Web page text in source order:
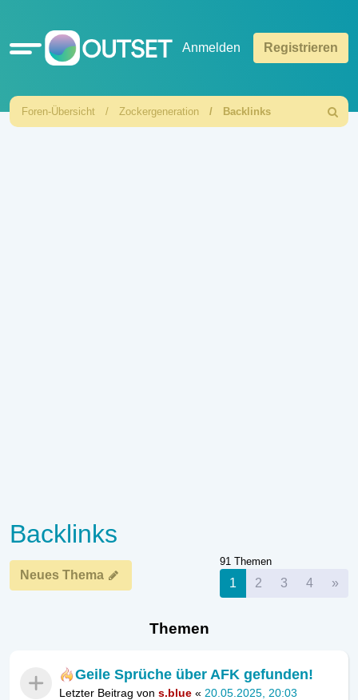
Schnellzugriff Anmelden Registrieren
Foren-Übersicht Zockergeneration Backlinks
Suche
Backlinks
Neues Thema
91 Themen
1 2 3 4 »
Themen
Geile Sprüche über AFK gefunden!
Letzter Beitrag von s.blue « 20.05.2025, 20:03